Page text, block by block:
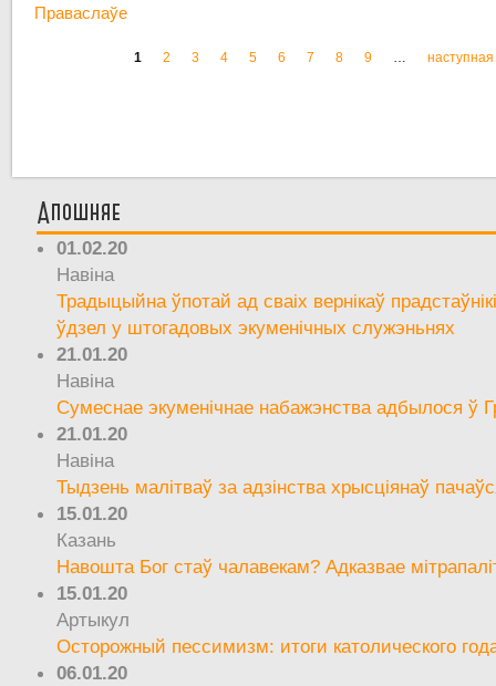
Праваслаўе
Старонкі
1 2 3 4 5 6 7 8 9 … наступная
Апошняе
01.02.20
Навіна
Традыцыйна ўпотай ад сваіх вернікаў
ўдзел у штогадовых экуменічных служэньнях
21.01.20
Навіна
Сумеснае экуменічнае набажэнства адбылося ў
21.01.20
Навіна
Тыдзень малітваў за адзінства хрысціянаў
15.01.20
Казань
Навошта Бог стаў чалавекам? Адказвае
15.01.20
Артыкул
Осторожный пессимизм: итоги католического
06.01.20